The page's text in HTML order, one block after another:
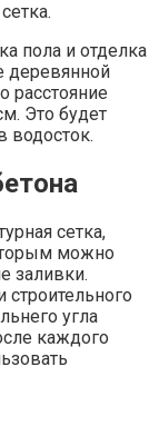
пола и отделка
деревянной
расстояние
Это будет
водосток.
сетка,
можно
заливки.
угла
каждого